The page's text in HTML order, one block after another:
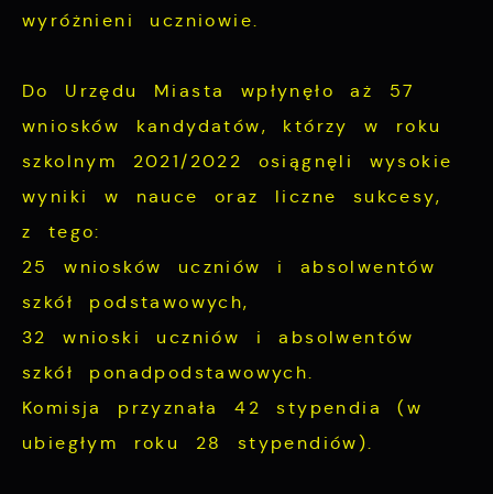
wyróżnieni uczniowie.
Do Urzędu Miasta wpłynęło aż 57
wniosków kandydatów, którzy w roku
szkolnym 2021/2022 osiągnęli wysokie
wyniki w nauce oraz liczne sukcesy,
z tego:
25 wniosków uczniów i absolwentów
szkół podstawowych,
32 wnioski uczniów i absolwentów
szkół ponadpodstawowych.
Komisja przyznała 42 stypendia (w
ubiegłym roku 28 stypendiów).
ocenę naszych serwisów internetowych pod
użytkowników. Zgromadzone informacje są
przetwarzane w formie zanonimizowanej.
Wyrażenie zgody na analityczne pliki
Dzięki reklamowym plikom cookies
Promocyjne pliki cookies służą do
prezentowania Ci naszych komunikatów na
podstawie analizy Twoich upodobań oraz
Twoich zwyczajów dotyczących przeglądanej
trzecich lub firm będących naszymi
partnerami oraz innych dostawców usług.
Firmy te działają w charakterze
pośredników prezentujących nasze treści w
postaci wiadomości, ofert, komunikatów